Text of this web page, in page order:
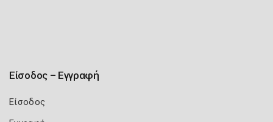
Είσοδος – Εγγραφή
Είσοδος